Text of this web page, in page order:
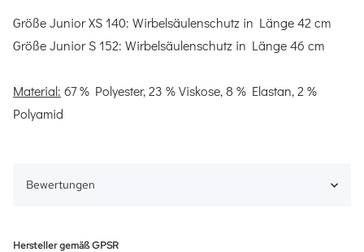
Größe Junior XS 140: Wirbelsäulenschutz in Länge 42 cm
Größe Junior S 152: Wirbelsäulenschutz in Länge 46 cm
Material: 67 % Polyester, 23 % Viskose, 8 % Elastan, 2 %
Polyamid
Bewertungen
Hersteller gemäß GPSR